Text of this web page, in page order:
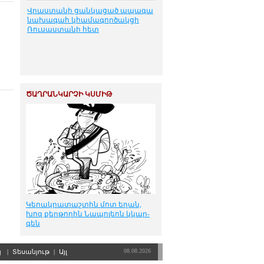
Վրաստանի ցանկացած ապագա
նախագահ կհամագործակցի
Ռուսաստանի հետ
ԾԱՂՐԱՆԿԱՐՉԻ ԿՍՄԻԹ
Կե­րակ­րա­տաշ­տին մոտ ե­ղան,
խոզ քեր­թո­ղին Նա­պո­լեոն կկար­
գեն
| Տեսանյութ | Այլ 08.08.2026